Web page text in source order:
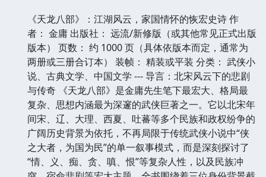
《天龙八部》：江湖风云，家国情怀的恢宏史诗 作
者： 金庸 出版社： 远流/新修版（或其他常见正式出版
版本） 页数： 约 1000 页（具体依版本而定，通常为
两册或三册合订本） 装帧： 精装或平装 分类： 武侠小
说、古典文学、中国文学 --- 导言：北宋风云下的悲剧
与传奇 《天龙八部》是金庸先生笔下最宏大、格局最
复杂、思想内涵最为深邃的武侠巨著之一。它以北宋年
间宋、辽、大理、西夏、吐蕃等多个民族和政权纷争的
广阔历史背景为依托，不再局限于传统武侠小说中“侠
之大者，为国为民”的单一叙事模式，而是深刻探讨了
“情、义、痴、贪、嗔、恨”等复杂人性，以及民族冲